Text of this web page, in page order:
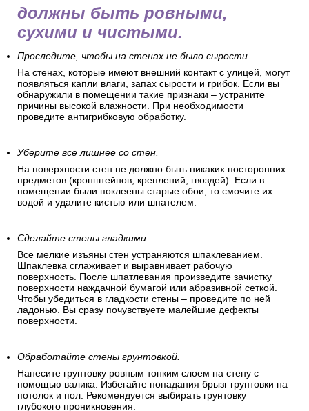
Перед оклеиванием обоев
позаботьтесь о подготовке
помещения и поверхности
стен. Стены в комнате
должны быть ровными,
сухими и чистыми.
На стенах, которые имеют внешний контакт с улицей, могут
появляться капли влаги, запах сырости и грибок. Если вы
обнаружили в помещении такие признаки – устраните
причины высокой влажности. При необходимости
проведите антигрибковую обработку.
На поверхности стен не должно быть никаких посторонних
предметов (кронштейнов, креплений, гвоздей). Если в
помещении были поклеены старые обои, то смочите их
водой и удалите кистью или шпателем.
Сделайте стены гладкими.
Все мелкие изъяны стен устраняются шпаклеванием.
поверхность. После шпатлевания произведите зачистку
поверхности наждачной бумагой или абразивной сеткой.
Чтобы убедиться в гладкости стены – проведите по ней
ладонью. Вы сразу почувствуете малейшие дефекты
поверхности.